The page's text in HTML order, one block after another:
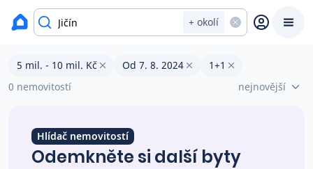
+ okolí
Prodat Koupit
Chytrý odhad ceny
okres Jičín
Prodané byty 1+1 Jičín s cenou 5 mil. - 10 mil. Kč
5 mil. - 10 mil. Kč Od 7. 8. 2024
1+1
0 nemovitostí
nejnovější
Hlídač nemovitostí
Odemkněte si další byty